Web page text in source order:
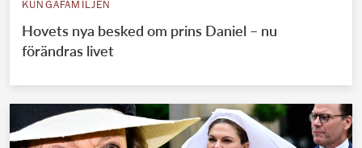
KUNGAFAMILJEN
Hovets nya besked om prins Daniel – nu
förändras livet